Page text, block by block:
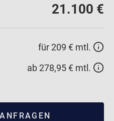
21.100 €
für 209 € mtl.
ab 278,95 € mtl.